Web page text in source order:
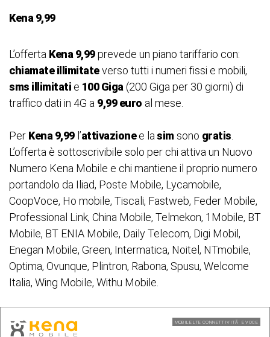
Kena 9,99
L’offerta Kena 9,99prevede un piano tariffario con:
chiamate illimitateverso tutti i numeri fissi e mobili,
sms illimitati e 100 Giga(200 Giga per 30 giorni) di
traffico dati in 4G a 9,99 euro al mese.
Per Kena 9,99l’attivazionee lasim sono gratis.
L’offerta è sottoscrivibile solo per chi attiva un Nuovo
Numero Kena Mobile e chi mantiene il proprio numero
portandolo da Iliad, Poste Mobile, Lycamobile,
CoopVoce, Ho mobile, Tiscali, Fastweb, Feder Mobile,
Professional Link, China Mobile, Telmekon, 1Mobile, BT
Mobile, BT ENIA Mobile, Daily Telecom, Digi Mobil,
Enegan Mobile, Green, Intermatica, Noitel, NTmobile,
Optima, Ovunque, Plintron, Rabona, Spusu, Welcome
Italia, Wing Mobile, Withu Mobile.
MOBILE LTE CONNETTIVITÃ E VOCE